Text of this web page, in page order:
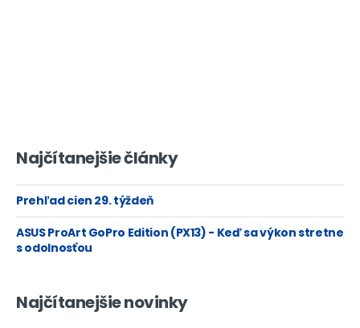
Najčítanejšie články
Prehľad cien 29. týždeň
ASUS ProArt GoPro Edition (PX13) - Keď sa výkon stretne
s odolnosťou
Najčítanejšie novinky